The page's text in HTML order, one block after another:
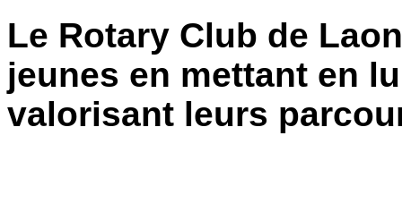
Le Rotary Club de
jeunes en mettant en
valorisant leurs